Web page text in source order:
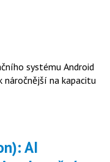
systému Android
na kapacitu